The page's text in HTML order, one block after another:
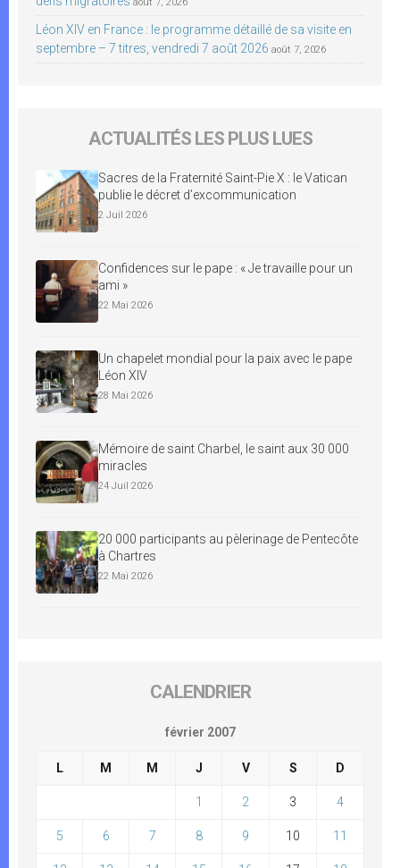
Léon XIV en France : le programme détaillé de sa visite en
septembre – 7 titres, vendredi 7 août 2026 août 7, 2026
ACTUALITÉS LES PLUS LUES
Sacres de la Fraternité Saint-Pie X : le Vatican
publie le décret d’excommunication
2 Juil 2026
Confidences sur le pape : « Je travaille pour un
ami »
22 Mai 2026
Un chapelet mondial pour la paix avec le pape
Léon XIV
28 Mai 2026
Mémoire de saint Charbel, le saint aux 30 000
miracles
24 Juil 2026
20 000 participants au pèlerinage de Pentecôte
à Chartres
22 Mai 2026
CALENDRIER
février 2007
L M M J V S D
1 2 3 4
5 6 7 8 9 10 11